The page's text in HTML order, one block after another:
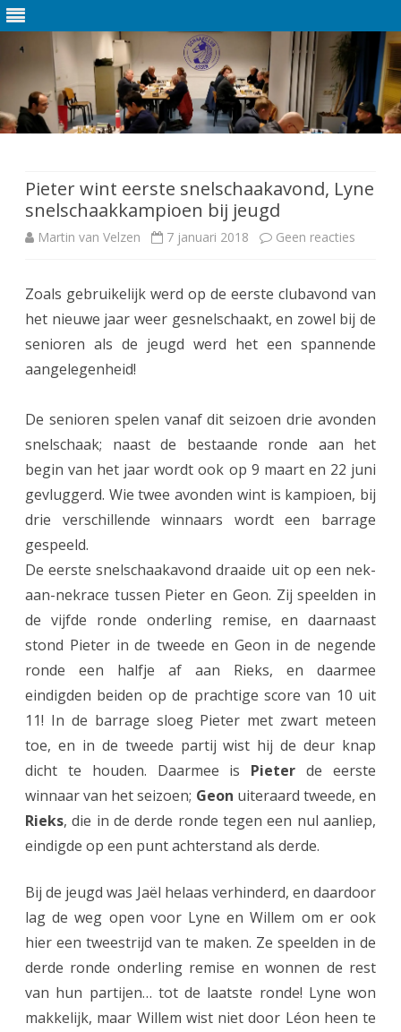
de
inhoud
Pieter wint eerste snelschaakavond, Lyne
snelschaakkampioen bij jeugd
Martin van Velzen 7 januari 2018 Geen reacties
P
e
w
i
e
e
r
t
e
s
l
s
h
a
Zoals gebruikelijk werd op de eerste clubavond van
het nieuwe jaar weer gesnelschaakt, en zowel bij de
senioren als de jeugd werd het een spannende
aangelegenheid!
De senioren spelen vanaf dit seizoen drie avonden
snelschaak; naast de bestaande ronde aan het
begin van het jaar wordt ook op 9 maart en 22 juni
gevluggerd. Wie twee avonden wint is kampioen, bij
drie verschillende winnaars wordt een barrage
gespeeld.
De eerste snelschaakavond draaide uit op een nek-
aan-nekrace tussen Pieter en Geon. Zij speelden in
de vijfde ronde onderling remise, en daarnaast
stond Pieter in de tweede en Geon in de negende
ronde een halfje af aan Rieks, en daarmee
eindigden beiden op de prachtige score van 10 uit
11! In de barrage sloeg Pieter met zwart meteen
toe, en in de tweede partij wist hij de deur knap
dicht te houden. Daarmee is Pieter de eerste
winnaar van het seizoen; Geon uiteraard tweede, en
Rieks, die in de derde ronde tegen een nul aanliep,
eindigde op een punt achterstand als derde.
Bij de jeugd was Jaël helaas verhinderd, en daardoor
lag de weg open voor Lyne en Willem om er ook
hier een tweestrijd van te maken. Ze speelden in de
derde ronde onderling remise en wonnen de rest
van hun partijen… tot de laatste ronde! Lyne won
makkelijk, maar Willem wist niet door Léon heen te